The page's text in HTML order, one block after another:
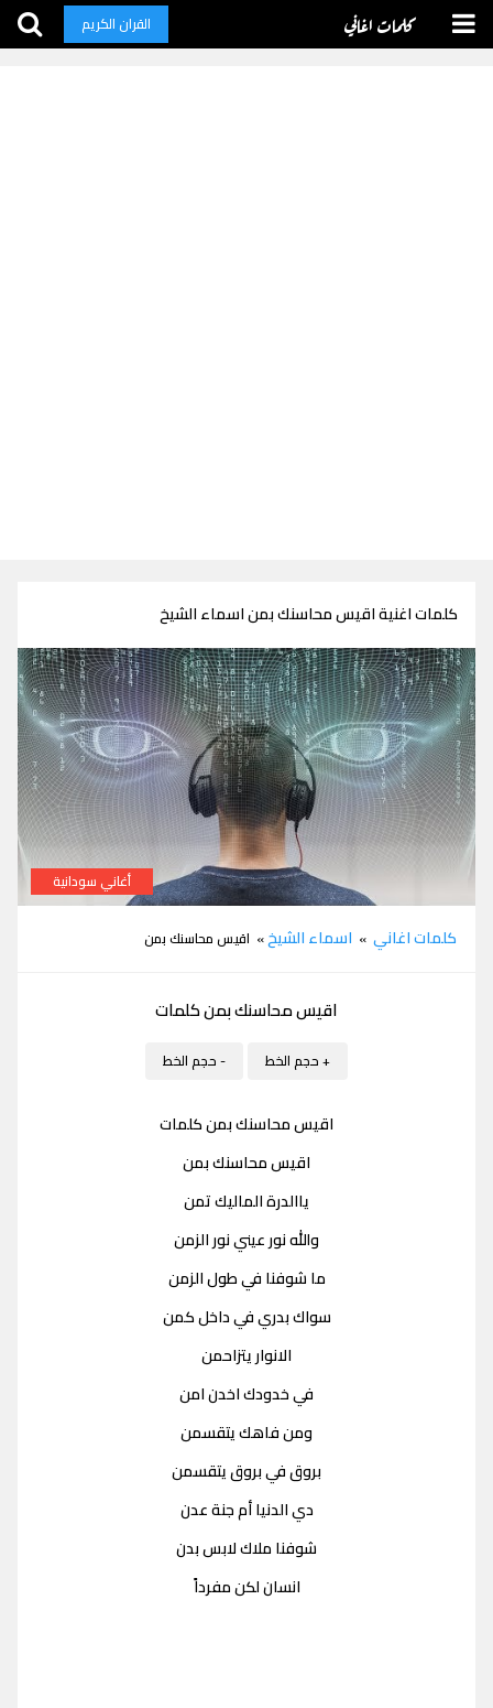
كلمات اغاني القران الكريم
كلمات اغنية اقيس محاسنك بمن اسماء الشيخ
أغاني سودانية
كلمات اغاني » اسماء الشيخ» اقيس محاسنك بمن
اقيس محاسنك بمن كلمات
+ حجم الخط - حجم الخط
اقيس محاسنك بمن كلمات
اقيس محاسنك بمن
ياالدرة الماليك تمن
والله نور عيني نور الزمن
ما شوفنا في طول الزمن
سواك بدري في داخل كمن
الانوار يتزاحمن
في خدودك اخدن امن
ومن فاهك يتقسمن
بروق في بروق يتقسمن
دي الدنيا أم جنة عدن
شوفنا ملاك لابس بدن
انسان لكن مفرداً